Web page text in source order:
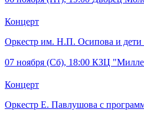
Концерт
Оркестр им. Н.П. Осипова и дети
07 ноября (Сб), 18:00 КЗЦ
Концерт
Оркестр Е. Павлушова с